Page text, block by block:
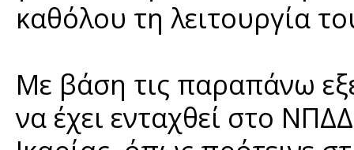
καθόλου τη λειτουργία
Με βάση τις παραπάνω
να έχει ενταχθεί στο